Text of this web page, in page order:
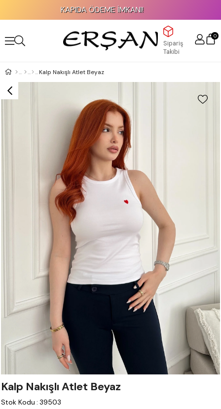
KAPIDA ÖDEME İMKANI!
Sipariş
Takibi
0
Kalp Nakışlı Atlet Beyaz
Kalp Nakışlı Atlet Beyaz
Stok Kodu : 39503